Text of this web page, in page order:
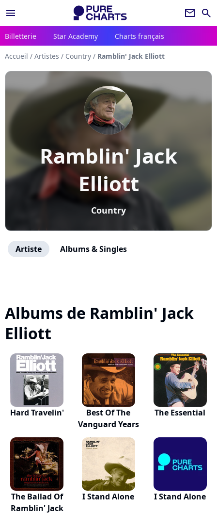
menu newsletter search
Billetterie Star Academy Charts français
Accueil / Artistes / Country / Ramblin' Jack Elliott
Ramblin' Jack
Elliott
Country
Artiste Albums & Singles
Albums de Ramblin' Jack
Elliott
Hard Travelin'
Best Of The
Vanguard Years
The Essential
The Ballad Of
Ramblin' Jack
I Stand Alone I Stand Alone